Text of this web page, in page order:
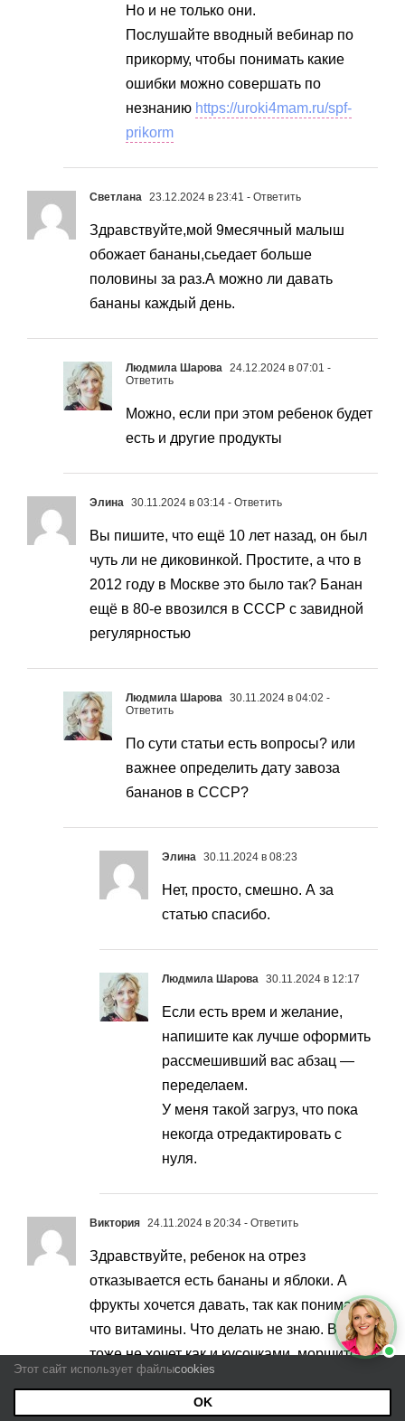
Но и не только они.
Послушайте вводный вебинар по
прикорму, чтобы понимать какие
ошибки можно совершать по
незнанию https://uroki4mam.ru/spf-
prikorm
Светлана 23.12.2024 в 23:41 - Ответить
Здравствуйте,мой 9месячный малыш
обожает бананы,сьедает больше
половины за раз.А можно ли давать
бананы каждый день.
Людмила Шарова 24.12.2024 в 07:01 -
Ответить
Можно, если при этом ребенок будет
есть и другие продукты
Элина 30.11.2024 в 03:14 - Ответить
Вы пишите, что ещё 10 лет назад, он был
чуть ли не диковинкой. Простите, а что в
2012 году в Москве это было так? Банан
ещё в 80-е ввозился в СССР с завидной
регулярностью
Людмила Шарова 30.11.2024 в 04:02 -
Ответить
По сути статьи есть вопросы? или
важнее определить дату завоза
бананов в СССР?
Элина 30.11.2024 в 08:23
Нет, просто, смешно. А за
статью спасибо.
Людмила Шарова 30.11.2024 в 12:17
Если есть врем и желание,
напишите как лучше оформить
рассмешивший вас абзац —
переделаем.
У меня такой загруз, что пока
некогда отредактировать с
нуля.
Виктория 24.11.2024 в 20:34 - Ответить
Здравствуйте, ребенок на отрез
отказывается есть бананы и яблоки. А
фрукты хочется давать, так как понимаю,
что витамины. Что делать не знаю. В пюре
тоже не хочет как и кусочками, морщится и
плюётся. Нам уже год
Этот сайт использует файлыcookies
OK